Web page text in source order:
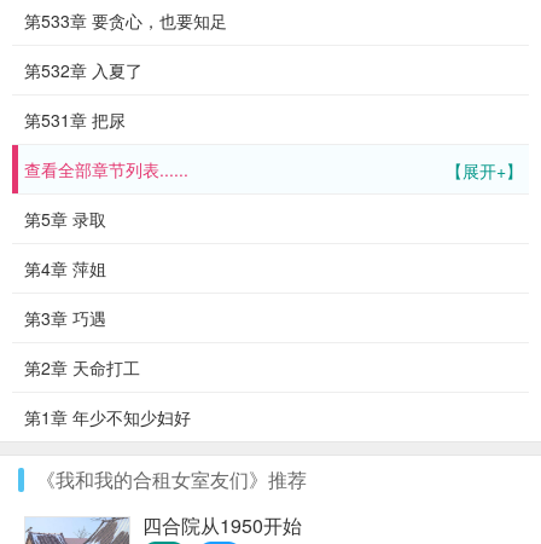
第533章 要贪心，也要知足
第532章 入夏了
第531章 把尿
【展开+】
查看全部章节列表......
第5章 录取
第4章 萍姐
第3章 巧遇
第2章 天命打工
第1章 年少不知少妇好
《我和我的合租女室友们》推荐
四合院从1950开始